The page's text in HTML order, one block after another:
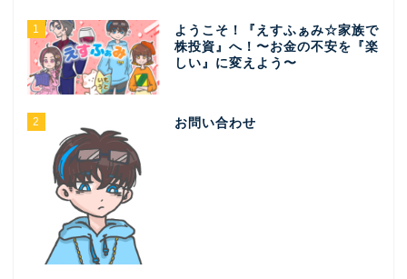
1
ようこそ！『えすふぁみ☆家族で
株投資』へ！〜お金の不安を『楽
しい』に変えよう〜
2 お問い合わせ